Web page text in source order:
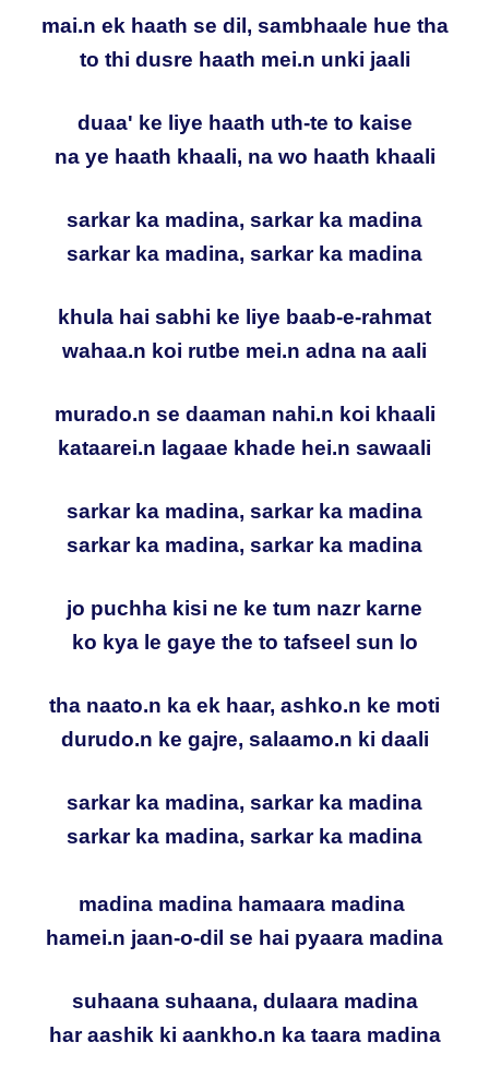
mai.n ek haath se dil, sambhaale hue tha
to thi dusre haath mei.n unki jaali
duaa' ke liye haath uth-te to kaise
na ye haath khaali, na wo haath khaali
sarkar ka madina, sarkar ka madina
sarkar ka madina, sarkar ka madina
khula hai sabhi ke liye baab-e-rahmat
wahaa.n koi rutbe mei.n adna na aali
murado.n se daaman nahi.n koi khaali
kataarei.n lagaae khade hei.n sawaali
sarkar ka madina, sarkar ka madina
sarkar ka madina, sarkar ka madina
jo puchha kisi ne ke tum nazr karne
ko kya le gaye the to tafseel sun lo
tha naato.n ka ek haar, ashko.n ke moti
durudo.n ke gajre, salaamo.n ki daali
sarkar ka madina, sarkar ka madina
sarkar ka madina, sarkar ka madina
madina madina hamaara madina
hamei.n jaan-o-dil se hai pyaara madina
suhaana suhaana, dulaara madina
har aashik ki aankho.n ka taara madina